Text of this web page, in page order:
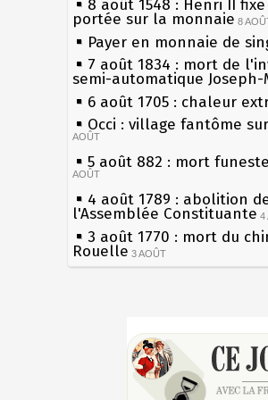
8 août 1548 : Henri II
portée sur la monnaie 8
Payer en monnaie de
7 août 1834 : mort de
semi-automatique Joseph-
6 août 1705 : chaleur
Occi : village fantôme
AOÛT
5 août 882 : mort
AOÛT
4 août 1789 : abolition
l'Assemblée Constituante 4
3 août 1770 : mort du
Rouelle 3 AOÛT
Musée Jean de La
1er août 1589 : Henri III
par Jacques Clément,
31 juillet 1899 : décret
les siècles
27 mai 1610 : supplice
du roi Henri IV
Pierre qui roule